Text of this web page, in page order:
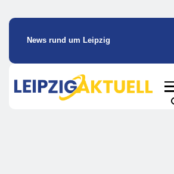
News rund um Leipzig